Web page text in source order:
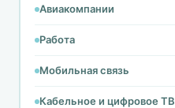
Авиакомпании
Работа
Мобильная связь
Кабельное и цифровое ТВ